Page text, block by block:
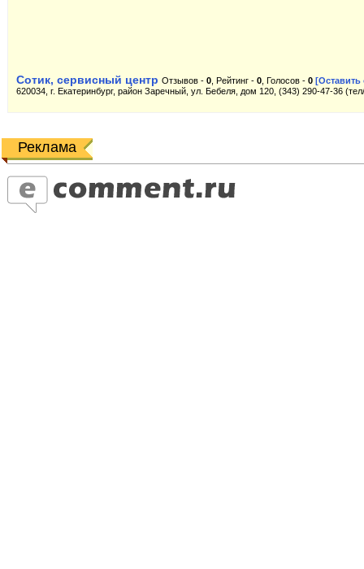
Сотик, сервисный центр Отзывов - 0 , Рейтинг - 0 , Голосов - 0 [Оставить
620034, г. Екатеринбург, район Заречный, ул. Бебеля, дом 120, (343) 290-47-36
Реклама